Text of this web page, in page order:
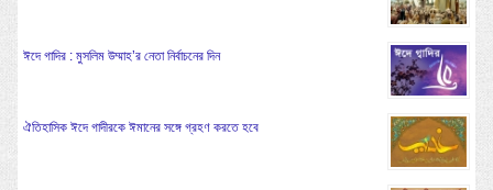
ঈদে গাদির : মুসলিম উম্মাহ’র নেতা নির্বাচনের দিন
ঐতিহাসিক ঈদে গাদীরকে ঈমানের সঙ্গে গ্রহণ করতে হবে